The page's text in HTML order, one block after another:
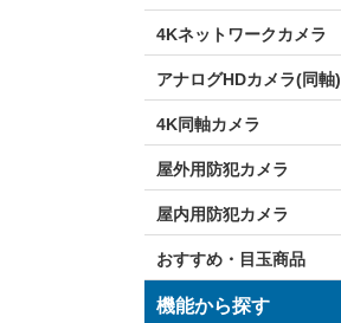
4Kネットワークカメラ
アナログHDカメラ(同軸)
4K同軸カメラ
屋外用防犯カメラ
屋内用防犯カメラ
おすすめ・目玉商品
機能から探す